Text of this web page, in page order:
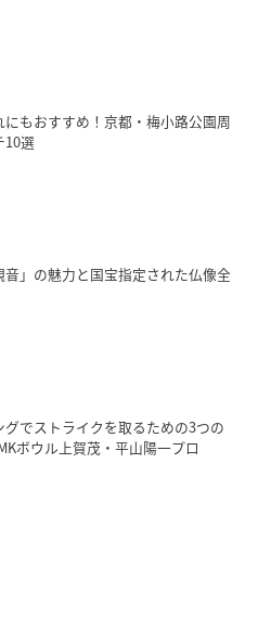
にもおすすめ！京都・梅小路公園周
10選
音」の魅力と国宝指定された仏像全
グでストライクを取るための3つの
ボウル上賀茂・平山陽一プロ